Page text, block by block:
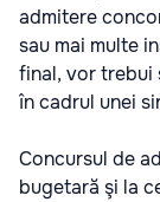
admitere
sau mai multe
final, vor trebui
în cadrul unei
Concursul de
bugetară şi la